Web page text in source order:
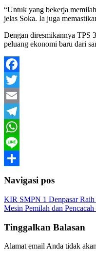
“Untuk yang bekerja
jelas Soka. Ia juga
Dengan diresmikannya TPS
peluang ekonomi baru dari
Facebook
Twitter
Email
Telegram
WhatsApp
Line
Navigasi pos
KIR SMPN 1 Denpasar
Mesin Pemilah dan
Tinggalkan Balasan
Alamat email Anda tidak